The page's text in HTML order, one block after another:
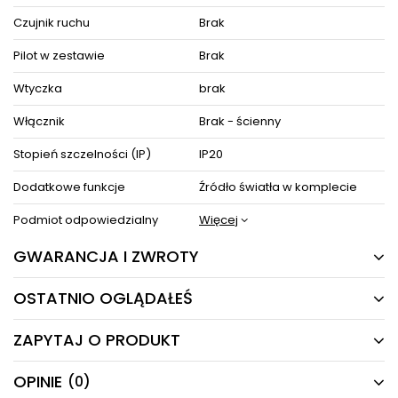
Czujnik ruchu
Brak
Pilot w zestawie
Brak
Wtyczka
brak
Włącznik
Brak - ścienny
Stopień szczelności (IP)
IP20
Dodatkowe funkcje
Źródło światła w komplecie
Podmiot odpowiedzialny
Więcej
GWARANCJA I ZWROTY
24 MIESIĄCE
Producent gwarantuje naprawę lub wymianę sprzętu
do 24 miesięcy od daty zakupu. Skontaktuj się ze
sklepem za pośrednictwem formularza reklamacji
aby zamówić kuriera który odbierze sprzęt z Twojego
OSTATNIO OGLĄDAŁEŚ
PRODUKTY Z TEJ SERII
ZAPYTAJ O PRODUKT
Masz pytania odnośnie produktu, oferty lub współpracy z
OPINIE (0)